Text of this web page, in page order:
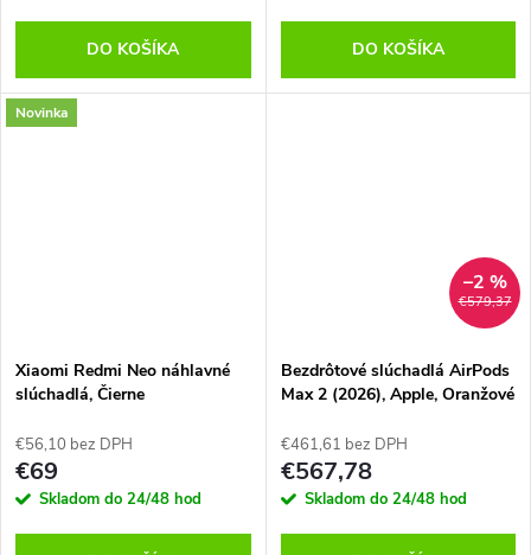
DO KOŠÍKA DO KOŠÍKA
Novinka
Xiaomi Redmi Neo náhlavné
slúchadlá, Čierne
€56,10 bez DPH
€69
Skladom do 24/48 hod
€579,37
–2 %
Bezdrôtové slúchadlá AirPods
Max 2 (2026), Apple, Oranžové
€461,61 bez DPH
€567,78
Skladom do 24/48 hod